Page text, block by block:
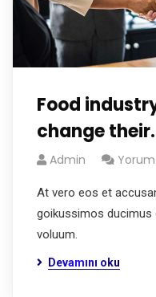
Food
change their.
Admin
At vero eos et
goikussimos ducimus
voluum.
Devamını oku